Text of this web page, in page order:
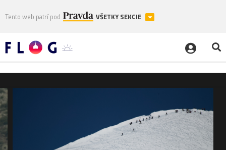
Tento web patrí pod VŠETKY SEKCIE